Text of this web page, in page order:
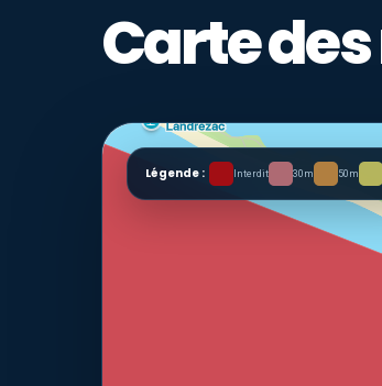
Carte
Légende : Interdit 30m 50m